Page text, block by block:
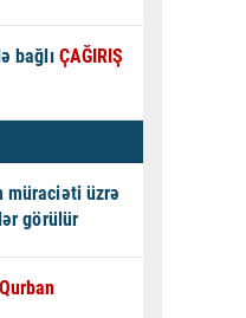
bağlı ÇAĞIRIŞ
müraciəti üzrə
görülür
Qurban